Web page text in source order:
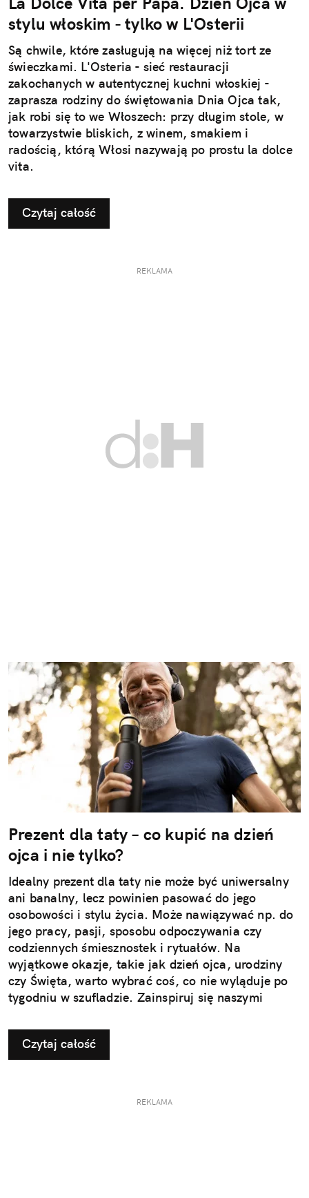
stylu włoskim - tylko w L'Osterii
Są chwile, które zasługują na więcej niż tort ze
świeczkami. L'Osteria - sieć restauracji
zakochanych w autentycznej kuchni włoskiej -
zaprasza rodziny do świętowania Dnia Ojca tak,
jak robi się to we Włoszech: przy długim stole, w
towarzystwie bliskich, z winem, smakiem i
radością, którą Włosi nazywają po prostu la dolce
vita.
Czytaj całość
REKLAMA
Prezent dla taty – co kupić na dzień
ojca i nie tylko?
Idealny prezent dla taty nie może być uniwersalny
ani banalny, lecz powinien pasować do jego
osobowości i stylu życia. Może nawiązywać np. do
jego pracy, pasji, sposobu odpoczywania czy
codziennych śmiesznostek i rytuałów. Na
wyjątkowe okazje, takie jak dzień ojca, urodziny
czy Święta, warto wybrać coś, co nie wyląduje po
tygodniu w szufladzie. Zainspiruj się naszymi
taty.
Czytaj całość
REKLAMA